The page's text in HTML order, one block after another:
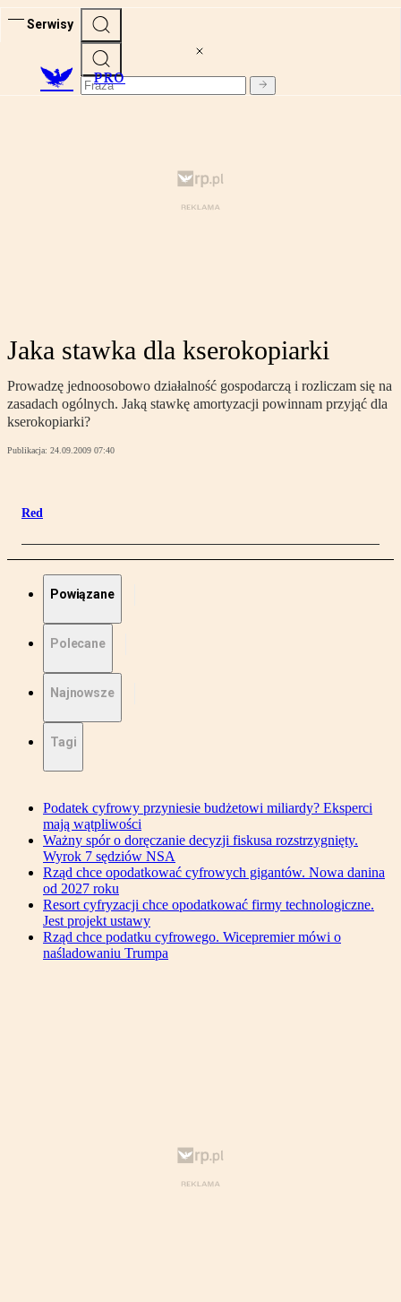
Serwisy
PRO
Jaka stawka dla kserokopiarki
Prowadzę jednoosobowo działalność gospodarczą i rozliczam się na
zasadach ogólnych. Jaką stawkę amortyzacji powinnam przyjąć dla
kserokopiarki?
Publikacja: 24.09.2009 07:40
Red
Powiązane
Polecane
Najnowsze
Tagi
Podatek cyfrowy przyniesie budżetowi miliardy? Eksperci
mają wątpliwości
Ważny spór o doręczanie decyzji fiskusa rozstrzygnięty.
Wyrok 7 sędziów NSA
Rząd chce opodatkować cyfrowych gigantów. Nowa danina
od 2027 roku
Resort cyfryzacji chce opodatkować firmy technologiczne.
Jest projekt ustawy
Rząd chce podatku cyfrowego. Wicepremier mówi o
naśladowaniu Trumpa